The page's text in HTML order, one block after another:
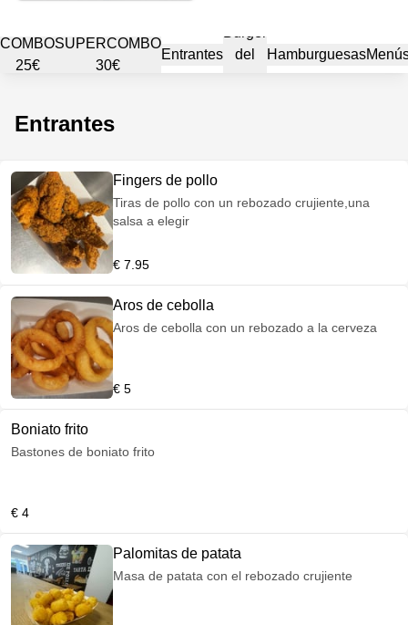
COMBO
25€
SUPERCOMBO
30€
Entrantes
del
Hamburguesas
Entrantes
Fingers de pollo
Tiras de pollo con un rebozado crujiente,una
salsa a elegir
€ 7.95
Aros de cebolla
Aros de cebolla con un rebozado a la cerveza
€ 5
Boniato frito
Bastones de boniato frito
€ 4
Palomitas de patata
Masa de patata con el rebozado crujiente